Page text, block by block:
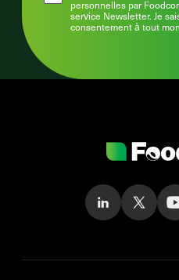
personnelles par
service Newsletter. Je
consentement à tout